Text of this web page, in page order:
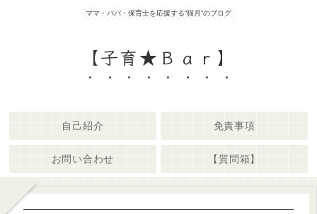
ママ・パパ・保育士を応援する“猫月”のブログ
【子育★Ｂａｒ】
自己紹介 免責事項
お問い合わせ 【質問箱】